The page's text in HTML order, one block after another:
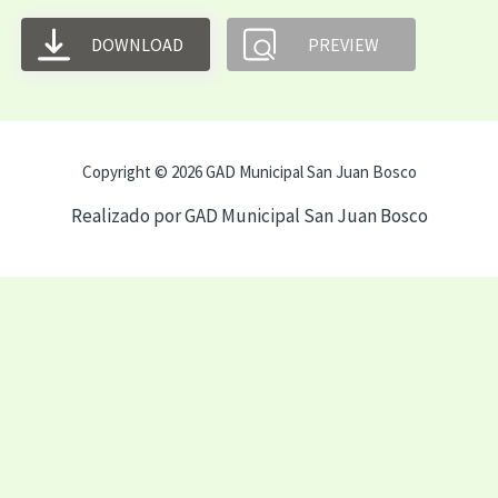
DOWNLOAD PREVIEW
Copyright © 2026 GAD Municipal San Juan Bosco
Realizado por GAD Municipal San Juan Bosco